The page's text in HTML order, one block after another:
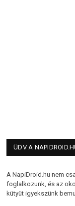
ÜDV A
A NapiDroid.hu nem
foglalkozunk, és az
kütyüt igyekszünk